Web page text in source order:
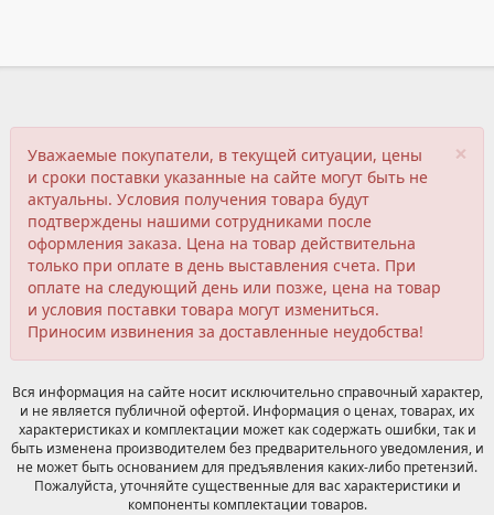
×
Уважаемые покупатели, в текущей ситуации, цены
и сроки поставки указанные на сайте могут быть не
актуальны. Условия получения товара будут
подтверждены нашими сотрудниками после
оформления заказа. Цена на товар действительна
только при оплате в день выставления счета. При
оплате на следующий день или позже, цена на товар
и условия поставки товара могут измениться.
Приносим извинения за доставленные неудобства!
Вся информация на сайте носит исключительно справочный характер,
и не является публичной офертой. Информация о ценах, товарах, их
характеристиках и комплектации может как содержать ошибки, так и
быть изменена производителем без предварительного уведомления, и
не может быть основанием для предъявления каких-либо претензий.
Пожалуйста, уточняйте существенные для вас характеристики и
компоненты комплектации товаров.